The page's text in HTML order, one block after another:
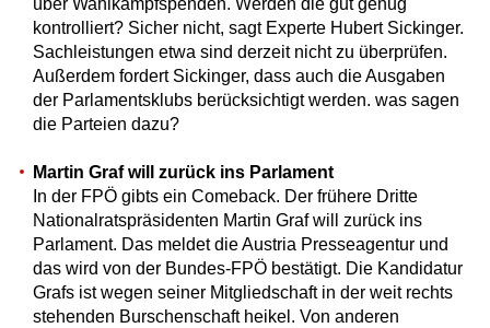
kontrolliert? Sicher nicht, sagt Experte Hubert Sickinger.
Sachleistungen etwa sind derzeit nicht zu überprüfen.
Außerdem fordert Sickinger, dass auch die Ausgaben
der Parlamentsklubs berücksichtigt werden. was sagen
die Parteien dazu?
Martin Graf will zurück ins Parlament
In der FPÖ gibts ein Comeback. Der frühere Dritte
Nationalratspräsidenten Martin Graf will zurück ins
Parlament. Das meldet die Austria Presseagentur und
das wird von der Bundes-FPÖ bestätigt. Die Kandidatur
Grafs ist wegen seiner Mitgliedschaft in der weit rechts
stehenden Burschenschaft heikel. Von anderen